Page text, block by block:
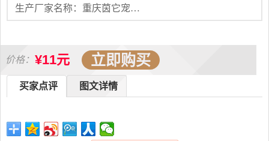
生产厂家名称：重庆茵它宠物有限公司
价格： ¥11元 立即购买
图文详情
买家点评